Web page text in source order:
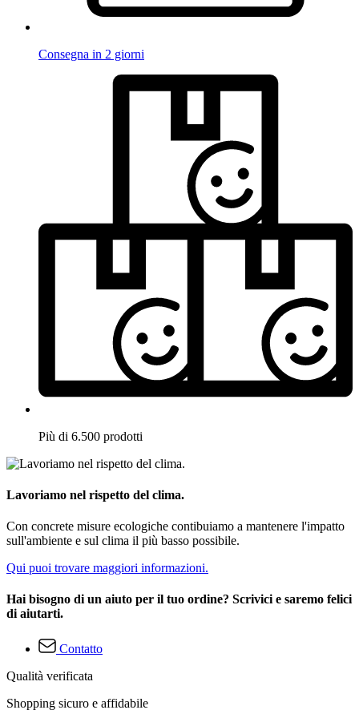
Consegna in 2 giorni
Più di 6.500 prodotti
Lavoriamo nel rispetto del clima.
Con concrete misure ecologiche contibuiamo a mantenere l'impatto
sull'ambiente e sul clima il più basso possibile.
Qui puoi trovare maggiori informazioni.
Hai bisogno di un aiuto per il tuo ordine? Scrivici e saremo felici
di aiutarti.
Contatto
Qualità verificata
Shopping sicuro e affidabile